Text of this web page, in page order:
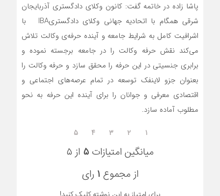
پاشا زاده در خاتمه گفت: کانون وکلای دادگستری آذربایجان
شرقی همگام با اتحادیه جهانی وکلای دادگستریIBA با
اشرافیت کامل به شرایط جامعه و آینده حرفه‌ی وکالت تلاش
می‌کند نقش حرفه وکالت را در جامعه برجسته نموده و
برابری جنسیتی در این حرفه را محقق سازد و حرفه وکالت را
بعنوان جزو لاینفک توسعه در تمام عرصه‌های اجتماعی و
اقتصادی معرفی و جوانان را برای آینده این حرفه به نحو
مطلوب آماده سازد.
۱ ۲ ۳ ۴ ۵
میانگین امتیازات ۵ از ۵
از مجموع ۱ رای